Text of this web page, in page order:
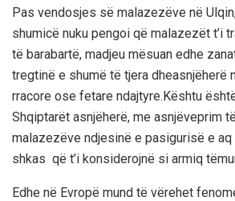
Pas vendosjes së malazezëve në Ulqin
shumicë nuku pengoi që malazezët t’i
të barabartë, madjeu mësuan edhe
tregtinë e shumë të tjera dheasnjëherë
rracore ose fetare ndajtyre.Kështu
Shqiptarët asnjëherë, me asnjëveprim të
malazezëve ndjesinë e pasigurisë e aq
shkas që t’i konsiderojnë si armiq të
Edhe në Evropë mund të vërehet